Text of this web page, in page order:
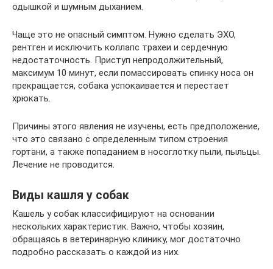
одышкой и шумным дыханием.
Чаще это не опасный симптом. Нужно сделать ЭХО,
рентген и исключить коллапс трахеи и сердечную
недостаточность. Приступ непродолжительный,
максимум 10 минут, если помассировать спинку носа он
прекращается, собака успокаивается и перестает
хрюкать.
Причины этого явления не изучены, есть предположение,
что это связано с определенным типом строения
гортани, а также попаданием в носоглотку пыли, пыльцы.
Лечение не проводится.
Виды кашля у собак
Кашель у собак классифицируют на основании
нескольких характеристик. Важно, чтобы хозяин,
обращаясь в ветеринарную клинику, мог достаточно
подробно рассказать о каждой из них.